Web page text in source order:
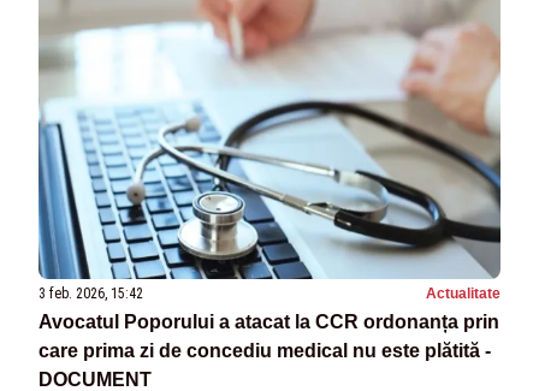
3 feb. 2026, 15:42 Actualitate
Avocatul Poporului a atacat la CCR ordonanța prin
care prima zi de concediu medical nu este plătită -
DOCUMENT